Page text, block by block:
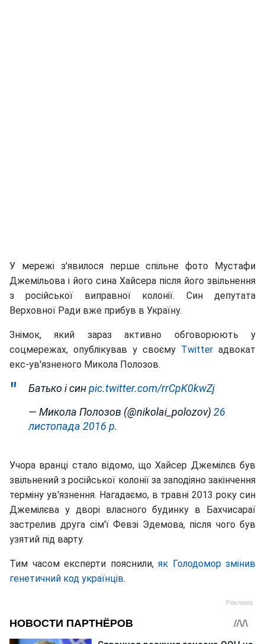
У мережі з'явилося перше спільне фото Мустафи
Джемільова і його сина Хайсера після його звільнення
з російської виправної колонії. Син депутата
Верховної Ради вже прибув в Україну.
Знімок, який зараз активно обговорюють у
соцмережах, опублікував у своєму Twitter адвокат
екс-ув'язненого Микола Полозов.
Батько і синpic.twitter.com/rrCpK0kwZj
— Микола Полозов (@nikolai_polozov) 26
листопада 2016 р.
Учора вранці стало відомо, що Хайсер Джемілєв був
звільнений з російської колонії за заподіяно закінчення
терміну ув'язнення. Нагадаємо, в травні 2013 року син
Джемілєва у дворі власного будинку в Бахчисараї
застрелив друга сім'ї Февзі Эдемова, після чого був
узятий під варту.
Тим часом експерти пояснили, як Голодомор змінив
генетичний код українців.